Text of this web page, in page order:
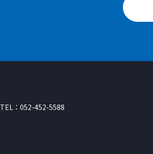
TEL： 052-452-5588